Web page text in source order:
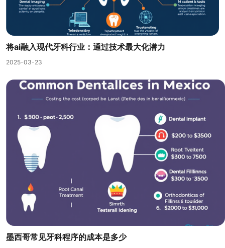
将ai融入现代牙科行业：通过技术最大化潜力
2025-03-23
墨西哥常见牙科程序的成本是多少